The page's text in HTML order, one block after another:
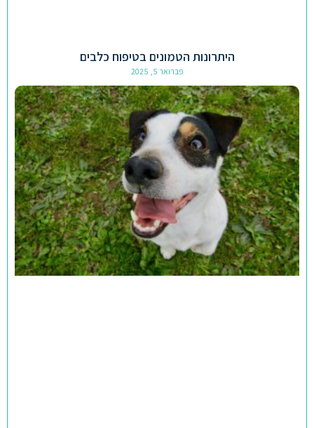
היתרונות הטמונים בטיפוח כלבים
פברואר 5, 2025